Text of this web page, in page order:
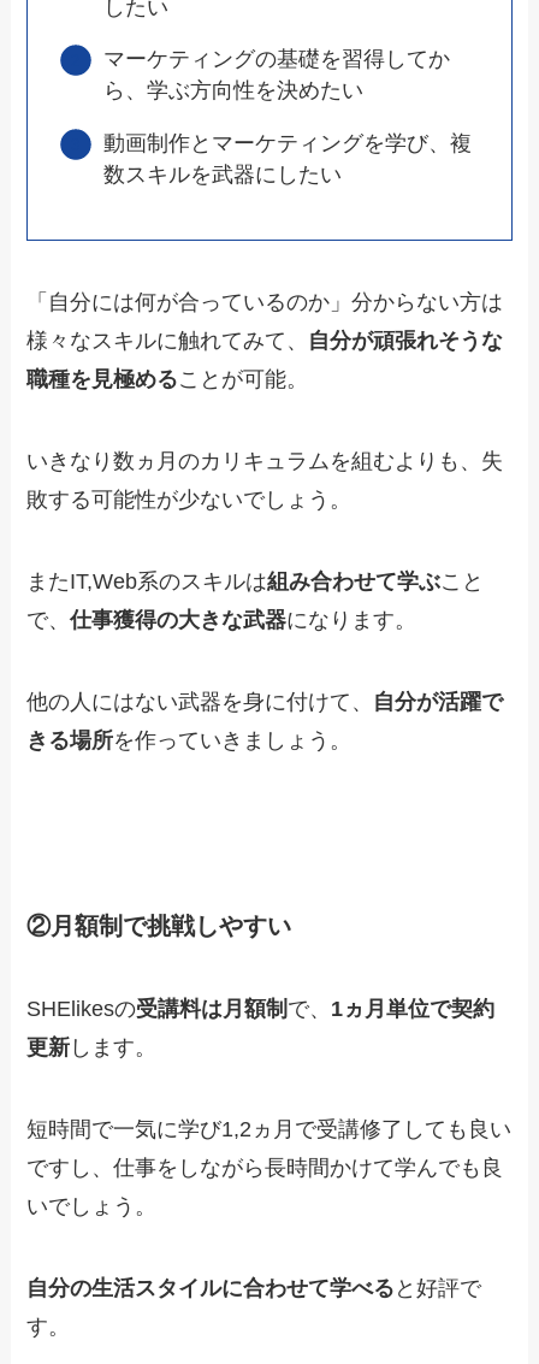
したい
マーケティングの基礎を習得してか
ら、学ぶ方向性を決めたい
動画制作とマーケティングを学び、複
数スキルを武器にしたい
「自分には何が合っているのか」分からない方は
様々なスキルに触れてみて、 自分が頑張れそうな
職種を見極めることが可能。
いきなり数ヵ月のカリキュラムを組むよりも、失
敗する可能性が少ないでしょう。
またIT,Web系のスキルは組み合わせて学ぶこと
で、仕事獲得の大きな武器になります。
他の人にはない武器を身に付けて、 自分が活躍で
きる場所を作っていきましょう。
②月額制で挑戦しやすい
SHElikesの受講料は月額制 で、 1ヵ月単位で契約
更新 します。
短時間で一気に学び1,2ヵ月で受講修了しても良い
ですし、仕事をしながら長時間かけて学んでも良
いでしょう。
自分の生活スタイルに合わせて学べる と好評で
す。